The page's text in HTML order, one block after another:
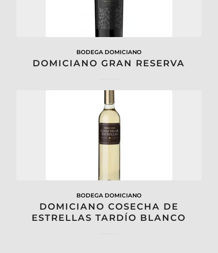
BODEGA DOMICIANO
DOMICIANO GRAN RESERVA
BODEGA DOMICIANO
DOMICIANO COSECHA DE
ESTRELLAS TARDÍO BLANCO